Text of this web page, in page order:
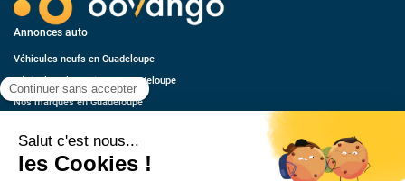
Annonces auto
Véhicules neufs en Guadeloupe
Véhicules d’occasion en Guadeloupe
Nos marques en Guadeloupe
Véhicules d’occasion en Guyane
Nos marques en Guyane